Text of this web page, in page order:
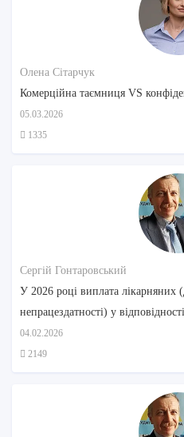
Олена Сітарчук
Комерційна таємниця VS
05.03.2026
1335
Сергій Гонтаровський
У 2026 році виплата лікарняних
непрацездатності) у
звернути увагу
04.02.2026
2149